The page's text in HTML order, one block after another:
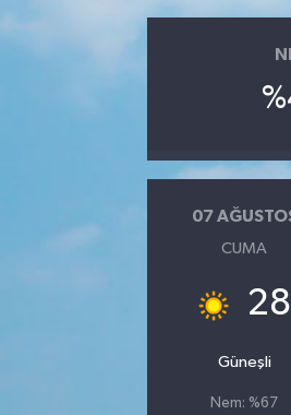
07
CUMA
28
Güneşli
Nem: %67